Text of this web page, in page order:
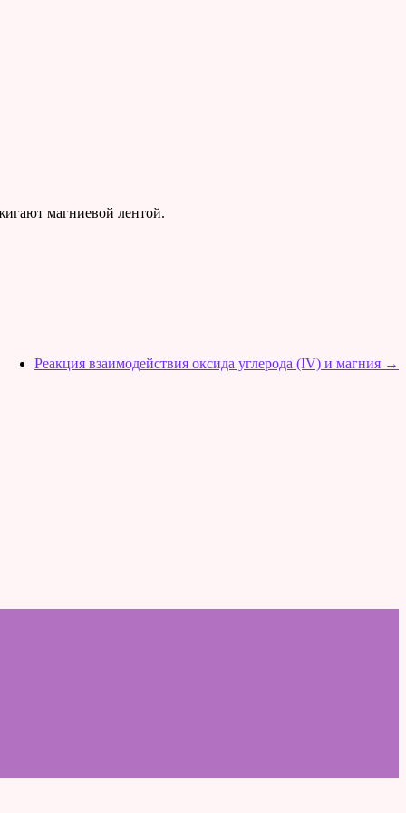
магниевой лентой.
Реакция взаимодействия оксида углерода (IV) и магния →